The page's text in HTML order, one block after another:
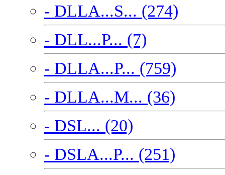
- DLLA...S... (274)
- DLL...P... (7)
- DLLA...P... (759)
- DLLA...M... (36)
- DSL... (20)
- DSLA...P... (251)